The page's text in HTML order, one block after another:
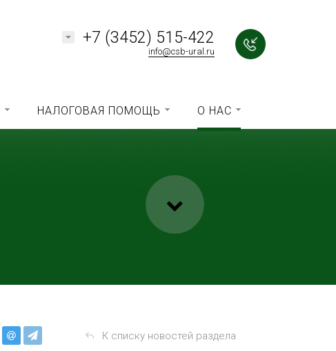
+7 (3452) 515-422
info@csb-ural.ru
НАЛОГОВАЯ ПОМОЩЬ О НАС
К списку новостей раздела